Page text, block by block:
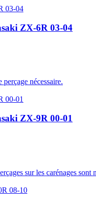
ZX-6R 03-04
nécessaire.
ZX-9R 00-01
sur les carénages sont